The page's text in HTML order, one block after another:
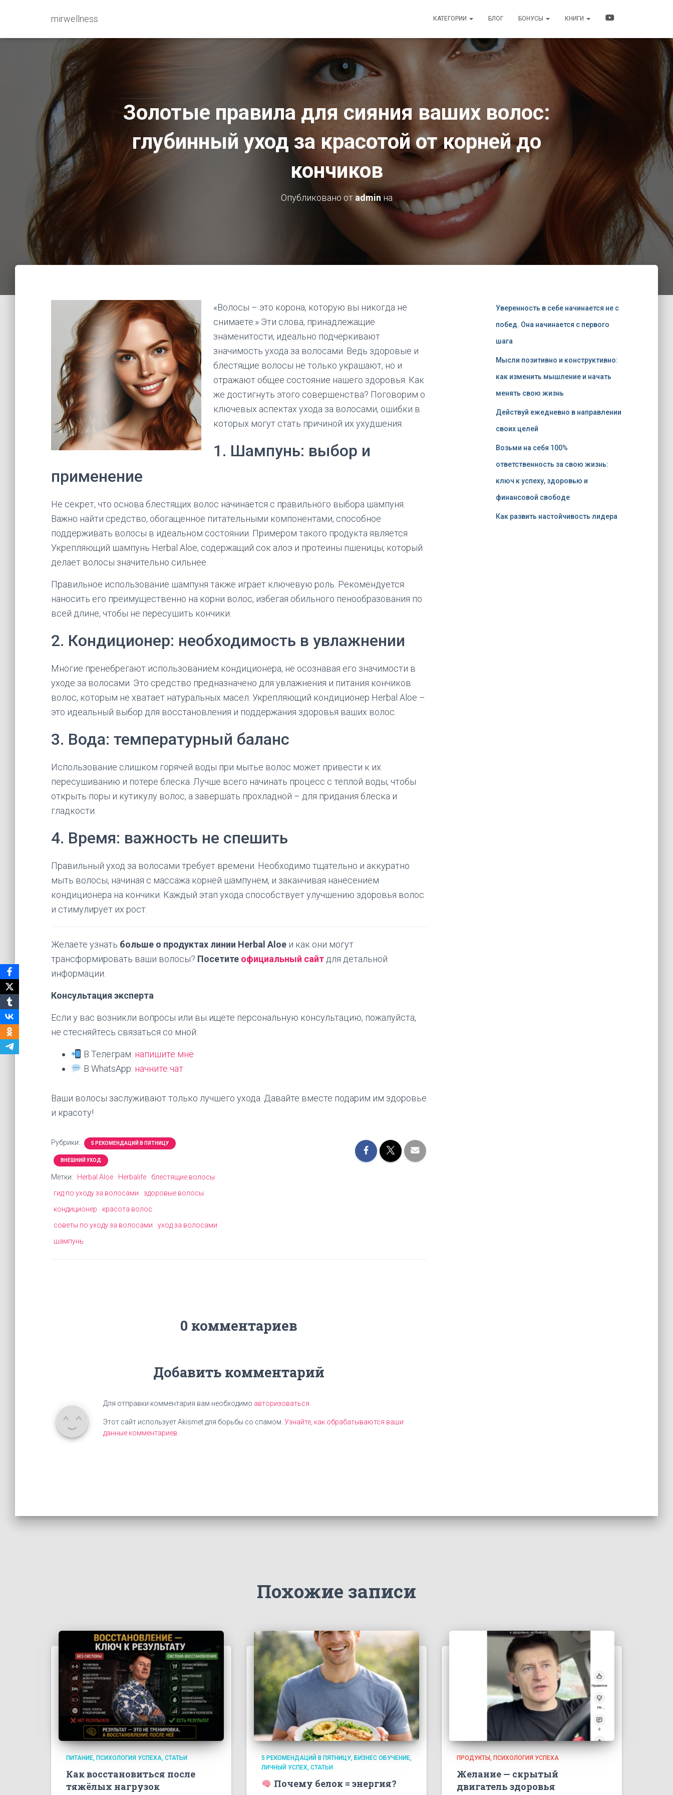
mirwellness КАТЕГОРИИ БЛОГ БОНУСЫ КНИГИ
Золотые правила для сияния ваших волос:
глубинный уход за красотой от корней до
кончиков
Опубликовано от adminна
«Волосы – это корона, которую вы никогда не
снимаете.» Эти слова, принадлежащие
знаменитости, идеально подчеркивают
значимость ухода за волосами. Ведь здоровые и
блестящие волосы не только украшают, но и
отражают общее состояние нашего здоровья. Как
же достигнуть этого совершенства? Поговорим о
ключевых аспектах ухода за волосами, ошибки в
которых могут стать причиной их ухудшения.
1. Шампунь: выбор и
применение
Не секрет, что основа блестящих волос начинается с правильного выбора шампуня.
Важно найти средство, обогащенное питательными компонентами, способное
поддерживать волосы в идеальном состоянии. Примером такого продукта является
Укрепляющий шампунь Herbal Aloe, содержащий сок алоэ и протеины пшеницы, который
делает волосы значительно сильнее.
Правильное использование шампуня также играет ключевую роль. Рекомендуется
наносить его преимущественно на корни волос, избегая обильного пенообразования по
всей длине, чтобы не пересушить кончики.
2. Кондиционер: необходимость в увлажнении
Многие пренебрегают использованием кондиционера, не осознавая его значимости в
уходе за волосами. Это средство предназначено для увлажнения и питания кончиков
волос, которым не хватает натуральных масел. Укрепляющий кондиционер Herbal Aloe –
это идеальный выбор для восстановления и поддержания здоровья ваших волос.
3. Вода: температурный баланс
Использование слишком горячей воды при мытье волос может привести к их
пересушиванию и потере блеска. Лучше всего начинать процесс с теплой воды, чтобы
открыть поры и кутикулу волос, а завершать прохладной – для придания блеска и
гладкости.
4. Время: важность не спешить
Правильный уход за волосами требует времени. Необходимо тщательно и аккуратно
мыть волосы, начиная с массажа корней шампунем, и заканчивая нанесением
кондиционера на кончики. Каждый этап ухода способствует улучшению здоровья волос
и стимулирует их рост.
Желаете узнать больше о продуктах линии Herbal Aloe и как они могут
трансформировать ваши волосы? Посетите официальный сайт для детальной
информации.
Консультация эксперта
Если у вас возникли вопросы или вы ищете персональную консультацию, пожалуйста,
не стесняйтесь связаться со мной:
В Телеграм: напишите мне
В WhatsApp: начните чат
Ваши волосы заслуживают только лучшего ухода. Давайте вместе подарим им здоровье
и красоту!
Рубрики: 5 РЕКОМЕНДАЦИЙ В ПЯТНИЦУ
ВНЕШНИЙ УХОД
Метки: Herbal Aloe Herbalife
блестящие волосы
гид по уходу за волосами
здоровые волосы
кондиционер
красота волос
советы по уходу за волосами
уход за волосами
шампунь
0 комментариев
Добавить комментарий
Для отправки комментария вам необходимо авторизоваться
Этот сайт использует Akismet для борьбы со спамом. Узнайте, как обрабатываются ваши
данные комментариев
Уверенность в себе начинается не с
побед. Она начинается с первого
шага
Мысли позитивно и конструктивно:
как изменить мышление и начать
менять свою жизнь
Действуй ежедневно в направлении
своих целей
Возьми на себя 100%
ответственность за свою жизнь:
ключ к успеху, здоровью и
финансовой свободе
Как развить настойчивость лидера
Похожие записи
ПИТАНИЕ ПСИХОЛОГИЯ УСПЕХА СТАТЬИ
Как восстановиться после
тяжёлых нагрузок
5 РЕКОМЕНДАЦИЙ В ПЯТНИЦУ БИЗНЕС ОБУЧЕНИЕ
ЛИЧНЫЙ УСПЕХ СТАТЬИ
Почему белок = энергия?
ПРОДУКТЫ ПСИХОЛОГИЯ УСПЕХА
Желание — скрытый
двигатель здоровья